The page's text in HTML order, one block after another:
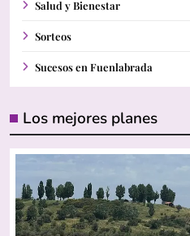
Salud y Bienestar
Sorteos
Sucesos en Fuenlabrada
Los mejores planes